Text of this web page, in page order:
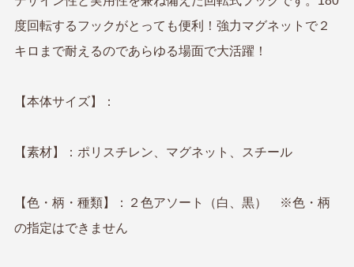
度回転するフックがとっても便利！強力マグネットで２
キロまで耐えるのであらゆる場面で大活躍！
【本体サイズ】：
【素材】：ポリスチレン、マグネット、スチール
【色・柄・種類】：２色アソート（白、黒） ※色・柄
の指定はできません